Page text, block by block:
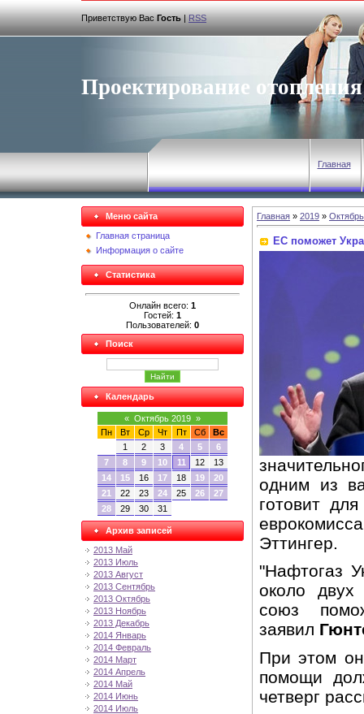
Приветствую Вас Гость|RSS
Проектирование
Главная
Меню сайта
Главная страница
Информация о сайте
Статистика
Онлайн всего: 1
Гостей: 1
Пользователей: 0
Поиск
Календарь
« Октябрь 2019 »
Пн
Вт Ср Чт Пт Сб
Вс
1
2 3 4 5
6
7
8 9 10 11 12
13
14
15 16 17 18 19
20
21
22 23 24 25 26
27
28
29 30 31
Архив записей
2013 Май
2013 Июль
2013 Август
2013 Сентябрь
2013 Октябрь
2013 Ноябрь
2013 Декабрь
2014 Январь
2014 Февраль
2014 Март
2014 Апрель
2014 Май
2014 Июнь
2014 Июль
Главная » 2019 » Октябрь
ЕС поможет
одним из
готовит
Эттингер.
"Нафтогаз
около
союз
заявил
При этом он
помощи
четверг